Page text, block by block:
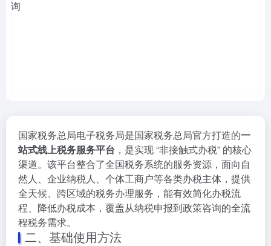
国家税务总局电子税务局是国家税务总局官方打造的一
站式线上税务服务平台 ，是实现 “非接触式办税” 的核心
渠道。该平台整合了全国税务系统的服务资源，面向自
然人、企业纳税人、个体工商户等各类办税主体，提供
全天候、跨区域的税务办理服务，能有效简化办税流
程、降低办税成本，覆盖从纳税申报到政策咨询的全流
程税务需求。
二、基础使用方法